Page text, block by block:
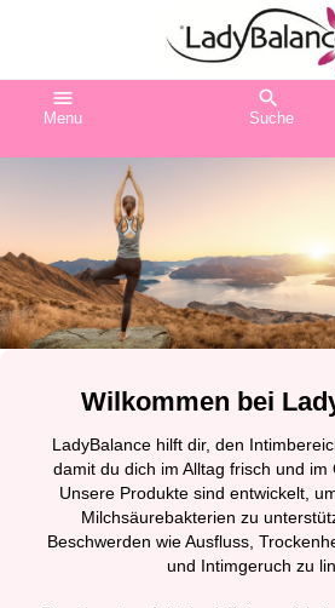
menu
Menu
search
Suche
Wilkommen bei
LadyBalance hilft dir, den
damit du dich im Alltag frisch und im
Unsere Produkte sind entwickelt,
Milchsäurebakterien zu
Beschwerden wie Ausfluss,
und Intimgeruch zu